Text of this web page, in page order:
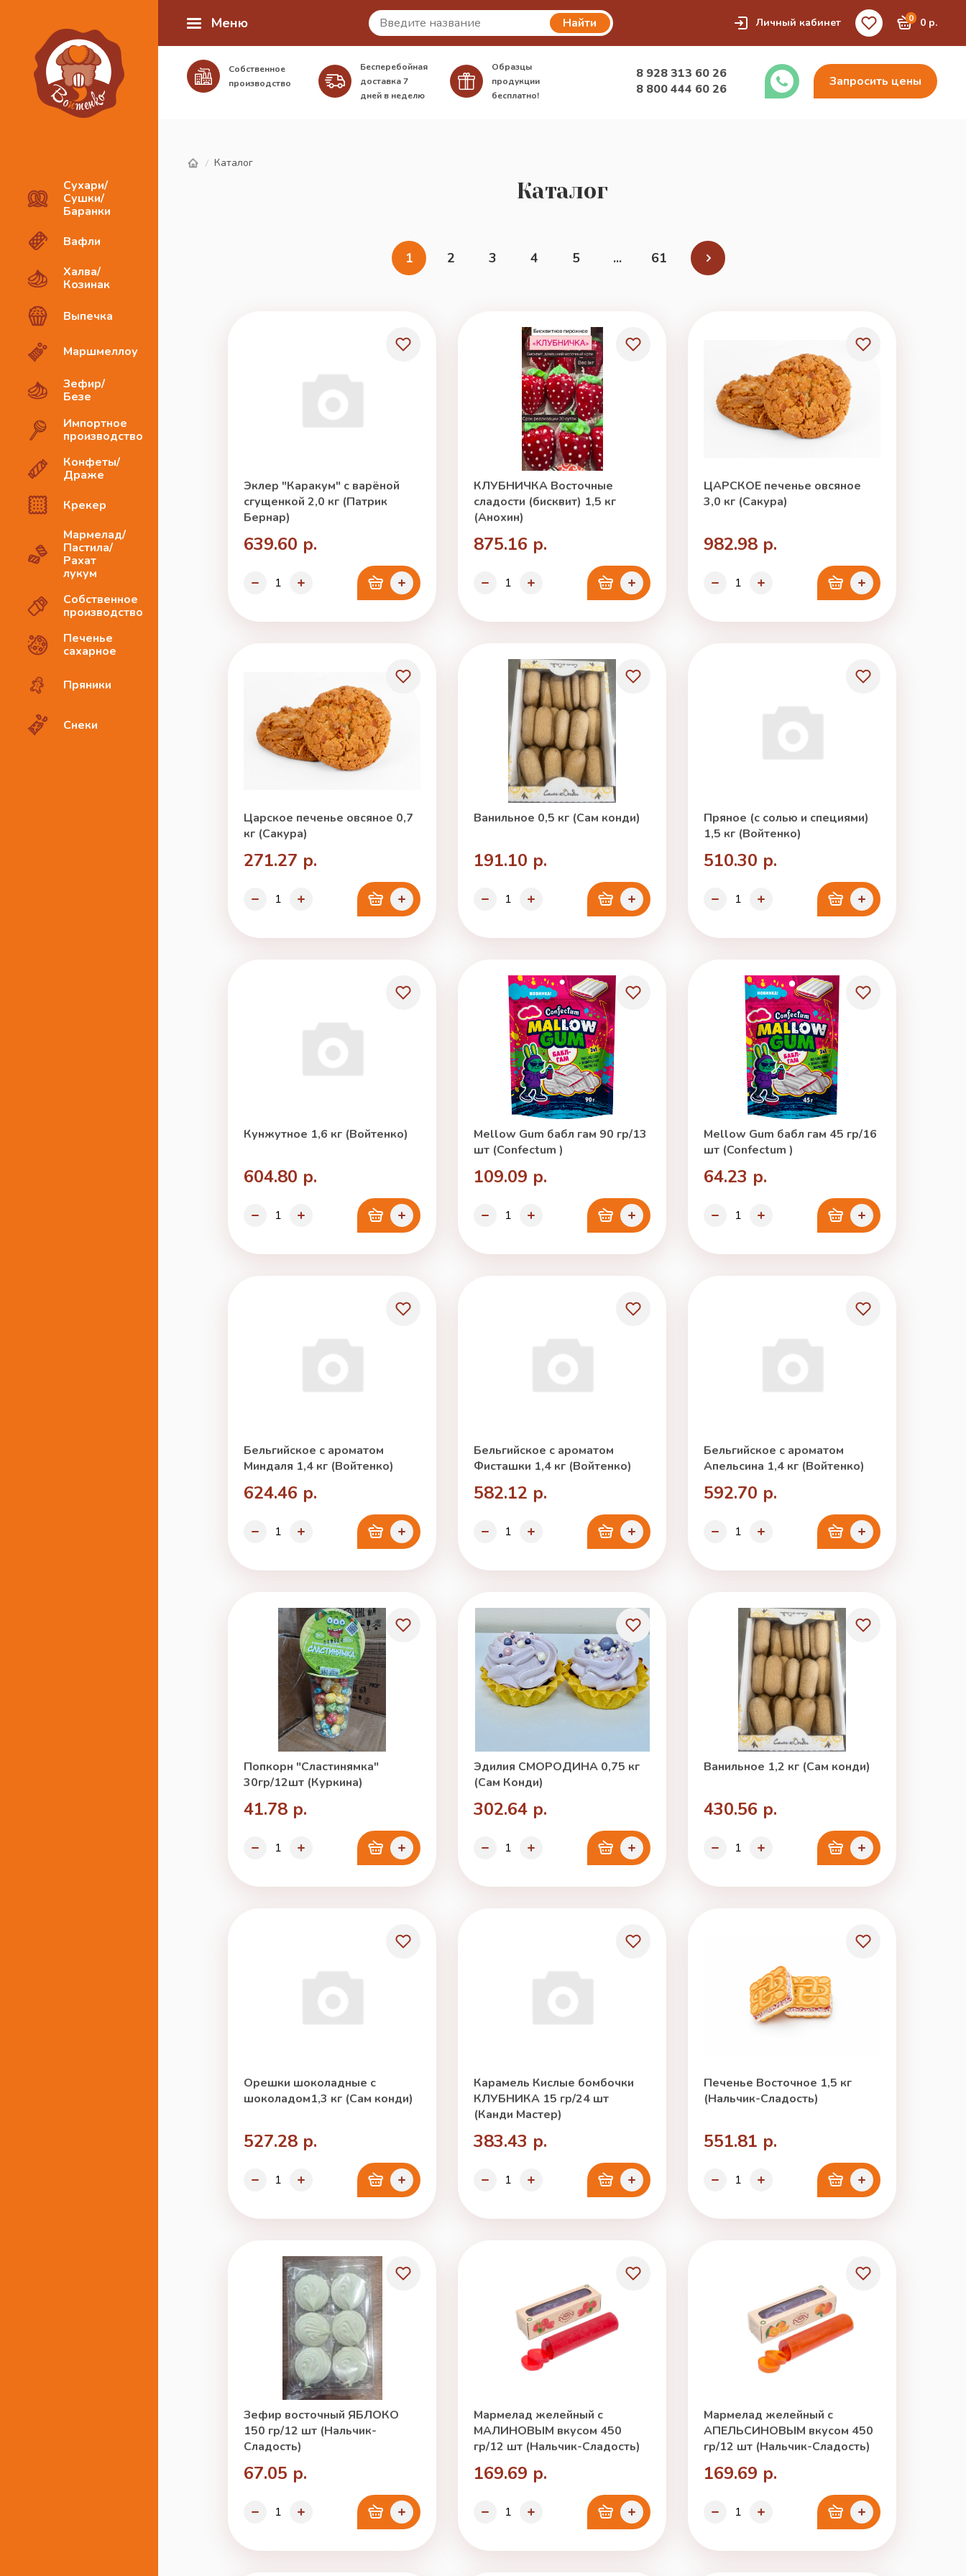
Сухари/
Сушки/
Баранки
Вафли
Халва/
Козинак
Выпечка
Маршмеллоу
Зефир/
Безе
Импортное
производство
Конфеты/
Драже
Крекер
Мармелад/
Пастила/
Рахат
лукум
Собственное
производство
Печенье
сахарное
Пряники
Снеки
Меню Найти Личный кабинет 0 0 р.
Собственное
производство
Бесперебойная
доставка7
дней в неделю
Образцы
продукции
бесплатно!
8 928 313 60 26
8 800 444 60 26
Запросить цены
/ Каталог
Каталог
1 2 3 4 5 ... 61
Эклер "Каракум" с варёной
сгущенкой 2,0 кг (Патрик
Бернар)
639.60 р.
КЛУБНИЧКА Восточные
сладости (бисквит) 1,5 кг
(Анохин)
875.16 р.
ЦАРСКОЕ печенье овсяное
3,0 кг (Сакура)
982.98 р.
Царское печенье овсяное 0,7
кг (Сакура)
271.27 р.
Ванильное 0,5 кг (Сам конди)
191.10 р.
Пряное (с солью и специями)
1,5 кг (Войтенко)
510.30 р.
Кунжутное 1,6 кг (Войтенко)
604.80 р.
Mellow Gum бабл гам 90 гр/13
шт (Confectum )
109.09 р.
Mellow Gum бабл гам 45 гр/16
шт (Confectum )
64.23 р.
Бельгийское с ароматом
Миндаля 1,4 кг (Войтенко)
624.46 р.
Бельгийское с ароматом
Фисташки 1,4 кг (Войтенко)
582.12 р.
Бельгийское с ароматом
Апельсина 1,4 кг (Войтенко)
592.70 р.
Попкорн "Сластинямка"
30гр/12шт (Куркина)
41.78 р.
Эдилия СМОРОДИНА 0,75 кг
(Сам Конди)
302.64 р.
Ванильное 1,2 кг (Сам конди)
430.56 р.
Орешки шоколадные с
шоколадом1,3 кг (Сам конди)
527.28 р.
Карамель Кислые бомбочки
КЛУБНИКА 15 гр/24 шт
(Канди Мастер)
383.43 р.
Печенье Восточное 1,5 кг
(Нальчик-Сладость)
551.81 р.
Зефир восточный ЯБЛОКО
150 гр/12 шт (Нальчик-
Сладость)
67.05 р.
Мармелад желейный с
МАЛИНОВЫМ вкусом 450
гр/12 шт (Нальчик-Сладость)
169.69 р.
Мармелад желейный с
АПЕЛЬСИНОВЫМ вкусом 450
гр/12 шт (Нальчик-Сладость)
169.69 р.